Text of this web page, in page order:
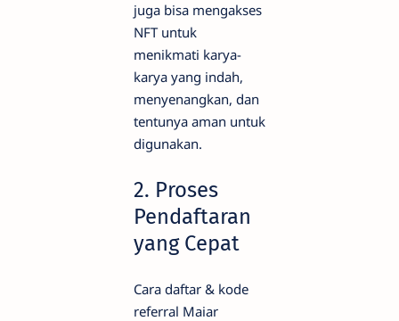
juga bisa mengakses
NFT untuk
menikmati karya-
karya yang indah,
menyenangkan, dan
tentunya aman untuk
digunakan.
2. Proses
Pendaftaran
yang Cepat
Cara daftar & kode
referral Maiar